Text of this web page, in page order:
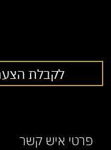
לקבלת
פרטי איש קשר